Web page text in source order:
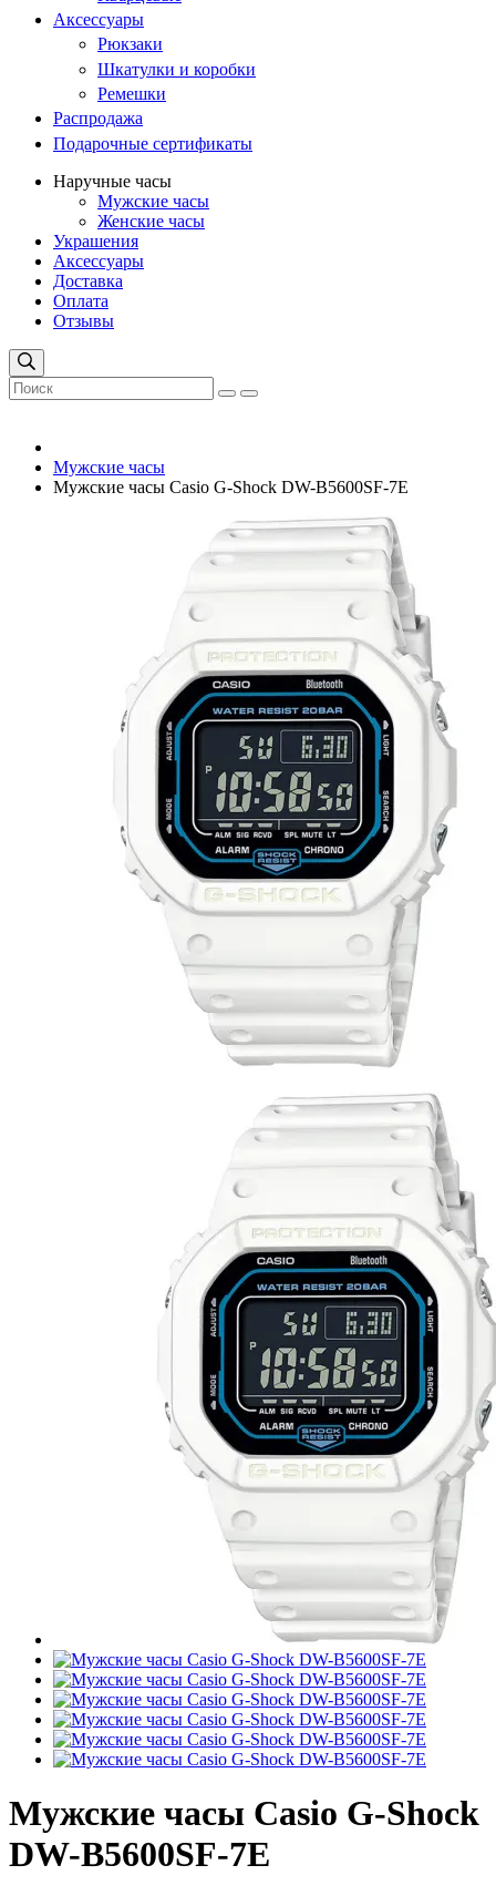
Аксессуары
Рюкзаки
Шкатулки и коробки
Ремешки
Распродажа
Подарочные сертификаты
Наручные часы
Мужские часы
Женские часы
Украшения
Аксессуары
Доставка
Оплата
Отзывы
Мужские часы
Мужские часы Casio G-Shock DW-B5600SF-7E
Мужские часы Casio G-Shock
DW-B5600SF-7E